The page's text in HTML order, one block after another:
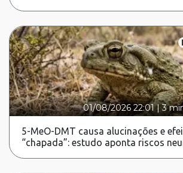
01/08/2026 22:01|3
5-MeO-DMT causa alucinações e
“chapada”: estudo aponta riscos